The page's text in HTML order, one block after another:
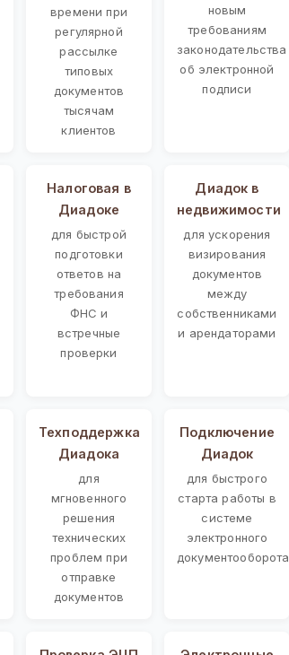
времени при
регулярной
рассылке
типовых
документов
тысячам
клиентов
новым
требованиям
законодательства
об электронной
подписи
Налоговая в
Диадоке
для быстрой
подготовки
ответов на
требования
ФНС и
встречные
проверки
Диадок в
недвижимости
для ускорения
визирования
документов
между
собственниками
и арендаторами
Техподдержка
Диадока
для
мгновенного
решения
технических
проблем при
отправке
документов
Подключение
Диадок
для быстрого
старта работы в
системе
электронного
документооборота